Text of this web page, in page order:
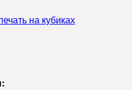
на кубиках